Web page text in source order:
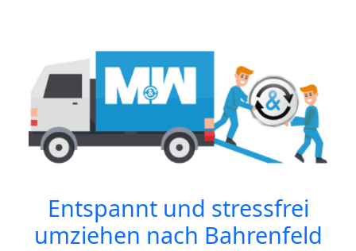
Entspannt und stressfrei
umziehen nach Bahrenfeld